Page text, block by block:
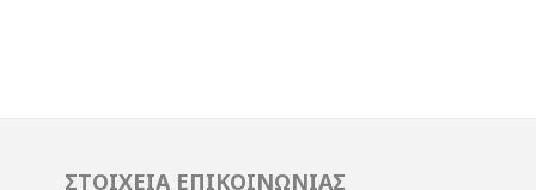
ΣΤΟΙΧΕΙΑ ΕΠΙΚΟΙΝΩΝΙΑΣ